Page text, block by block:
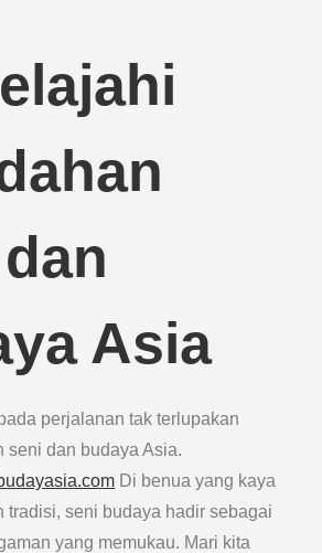
Asia
perjalanan tak terlupakan
seni dan budaya Asia.
Di benua yang kaya
tradisi, seni budaya hadir sebagai
yang memukau. Mari kita